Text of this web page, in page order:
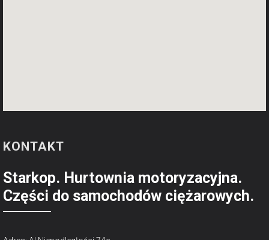
KONTAKT
Starkop. Hurtownia motoryzacyjna.
Części do samochodów ciężarowych.